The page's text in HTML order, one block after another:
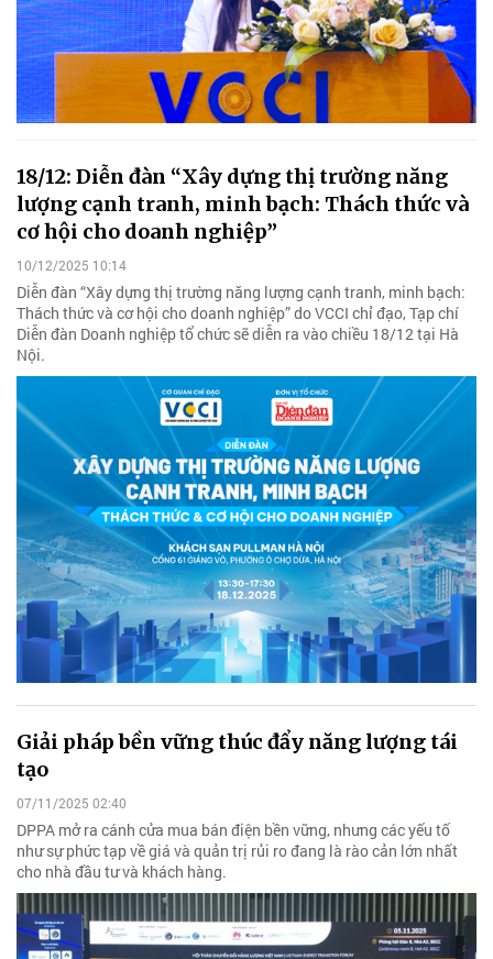
18/12: Diễn đàn “Xây dựng thị trường năng
lượng cạnh tranh, minh bạch: Thách thức và
cơ hội cho doanh nghiệp”
10/12/2025 10:14
Diễn đàn “Xây dựng thị trường năng lượng cạnh tranh, minh bạch:
Thách thức và cơ hội cho doanh nghiệp” do VCCI chỉ đạo, Tạp chí
Diễn đàn Doanh nghiệp tổ chức sẽ diễn ra vào chiều 18/12 tại Hà
Nội.
Giải pháp bền vững thúc đẩy năng lượng tái
tạo
07/11/2025 02:40
DPPA mở ra cánh cửa mua bán điện bền vững, nhưng các yếu tố
như sự phức tạp về giá và quản trị rủi ro đang là rào cản lớn nhất
cho nhà đầu tư và khách hàng.